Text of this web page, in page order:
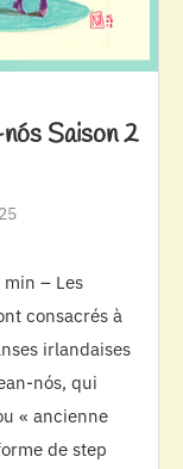
Saison 2
– Les
consacrés à
irlandaises
nós, qui
« ancienne
de step